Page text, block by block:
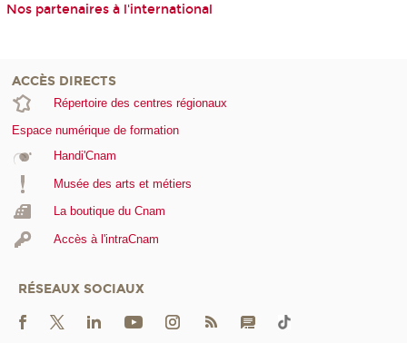
Nos partenaires à l'international
ACCÈS DIRECTS
Répertoire des centres régionaux
Espace numérique de formation
Handi'Cnam
Musée des arts et métiers
La boutique du Cnam
Accès à l'intraCnam
RÉSEAUX SOCIAUX